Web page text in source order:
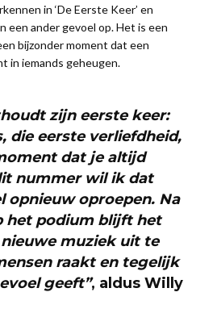
in ‘De Eerste Keer’ en
een ander gevoel op. Het is een
bijzonder moment dat een
in iemands geheugen.
zijn eerste keer:
die eerste verliefdheid,
dat je altijd
nummer wil ik dat
opnieuw oproepen. Na
het podium blijft het
muziek uit te
raakt en tegelijk
geeft”, aldus Willy